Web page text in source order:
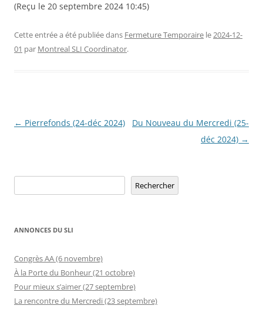
(Reçu le 20 septembre 2024 10:45)
Cette entrée a été publiée dans Fermeture Temporaire le2024-12-
01 par Montreal SLI Coordinator.
Navigation
← Pierrefonds (24-déc 2024)
Du Nouveau du Mercredi (25-
déc 2024) →
Rechercher
ANNONCES DU SLI
Congrès AA (6 novembre)
À la Porte du Bonheur (21 octobre)
Pour mieux s’aimer (27 septembre)
La rencontre du Mercredi (23 septembre)